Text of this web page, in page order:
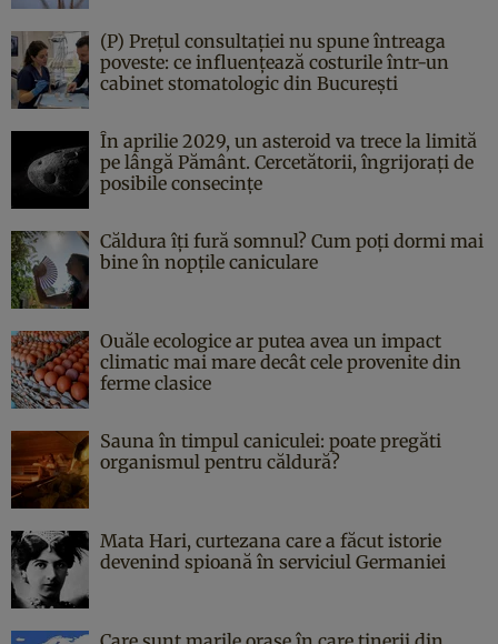
(P) Prețul consultației nu spune întreaga
poveste: ce influențează costurile într-un
cabinet stomatologic din București
În aprilie 2029, un asteroid va trece la limită
pe lângă Pământ. Cercetătorii, îngrijorați de
posibile consecințe
Căldura îți fură somnul? Cum poți dormi mai
bine în nopțile caniculare
Ouăle ecologice ar putea avea un impact
climatic mai mare decât cele provenite din
ferme clasice
Sauna în timpul caniculei: poate pregăti
organismul pentru căldură?
Mata Hari, curtezana care a făcut istorie
devenind spioană în serviciul Germaniei